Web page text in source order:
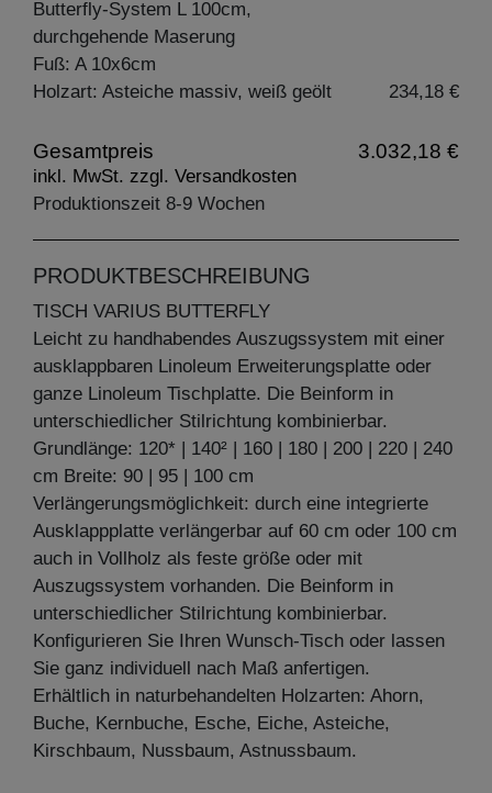
Butterfly-System L 100cm,
durchgehende Maserung
Fuß: A 10x6cm
Holzart: Asteiche massiv, weiß geölt
234,18 €
Gesamtpreis 3.032,18 €
inkl. MwSt. zzgl. Versandkosten
Produktionszeit 8-9 Wochen
PRODUKTBESCHREIBUNG
TISCH VARIUS BUTTERFLY
Leicht zu handhabendes Auszugssystem mit einer
ausklappbaren Linoleum Erweiterungsplatte oder
ganze Linoleum Tischplatte. Die Beinform in
unterschiedlicher Stilrichtung kombinierbar.
Grundlänge: 120* | 140² | 160 | 180 | 200 | 220 | 240
cm Breite: 90 | 95 | 100 cm
Verlängerungsmöglichkeit: durch eine integrierte
Ausklappplatte verlängerbar auf 60 cm oder 100 cm
auch in Vollholz als feste größe oder mit
Auszugssystem vorhanden. Die Beinform in
unterschiedlicher Stilrichtung kombinierbar.
Konfigurieren Sie Ihren Wunsch-Tisch oder lassen
Sie ganz individuell nach Maß anfertigen.
Erhältlich in naturbehandelten Holzarten: Ahorn,
Buche, Kernbuche, Esche, Eiche, Asteiche,
Kirschbaum, Nussbaum, Astnussbaum.